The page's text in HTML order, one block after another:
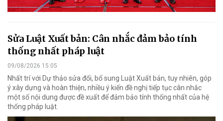
Sửa Luật Xuất bản: Cân nhắc đảm bảo tính
thống nhất pháp luật
09/08/2026 15:05
Nhất trí với Dự thảo sửa đổi, bổ sung Luật Xuất bản, tuy nhiên, góp
ý xây dựng và hoàn thiện, nhiều ý kiến đề nghị tiếp tục cân nhắc
một số nội dung được đề xuất để đảm bảo tính thống nhất của hệ
thống pháp luật.